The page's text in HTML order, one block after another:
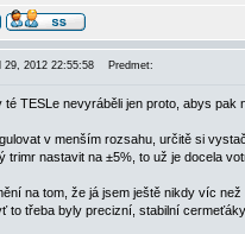
29, 2012 22:55:58 Predmet:
té TESLe nevyráběli jen proto, abys pak
v menším rozsahu, určitě si
trimr nastavit na ±5%, to už je docela
na tom, že já jsem ještě nikdy víc
to třeba byly precizní, stabilní